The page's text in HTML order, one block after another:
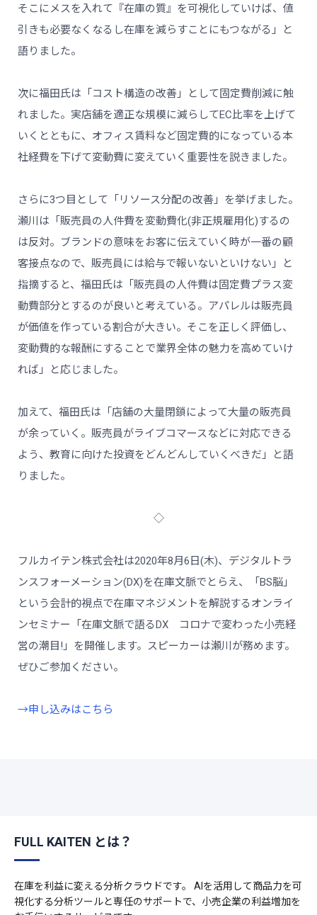
そこにメスを入れて『在庫の質』を可視化していけば、値
引きも必要なくなるし在庫を減らすことにもつながる」と
語りました。
次に福田氏は「コスト構造の改善」として固定費削減に触
れました。実店舗を適正な規模に減らしてEC比率を上げて
いくとともに、オフィス賃料など固定費的になっている本
社経費を下げて変動費に変えていく重要性を説きました。
さらに3つ目として「リソース分配の改善」を挙げました。
瀬川は「販売員の人件費を変動費化(非正規雇用化)するの
は反対。ブランドの意味をお客に伝えていく時が一番の顧
客接点なので、販売員には給与で報いないといけない」と
指摘すると、福田氏は「販売員の人件費は固定費プラス変
動費部分とするのが良いと考えている。アパレルは販売員
が価値を作っている割合が大きい。そこを正しく評価し、
変動費的な報酬にすることで業界全体の魅力を高めていけ
れば」と応じました。
加えて、福田氏は「店舗の大量閉鎖によって大量の販売員
が余っていく。販売員がライブコマースなどに対応できる
よう、教育に向けた投資をどんどんしていくべきだ」と語
りました。
◇
フルカイテン株式会社は2020年8月6日(木)、デジタルトラ
ンスフォーメーション(DX)を在庫文脈でとらえ、「BS脳」
という会計的視点で在庫マネジメントを解説するオンライ
ンセミナー「在庫文脈で語るDX コロナで変わった小売経
営の潮目!」を開催します。スピーカーは瀬川が務めます。
ぜひご参加ください。
→申し込みはこちら
FULL KAITEN とは？
在庫を利益に変える分析クラウドです。 AIを活用して商品力を可
視化する分析ツールと専任のサポートで、小売企業の利益増加を